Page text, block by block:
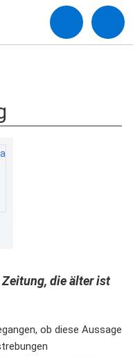
die älter ist
ob diese Aussage